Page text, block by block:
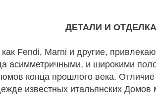
ДЕТАЛИ И ОТДЕЛКА
Fendi, Marni и другие,
асимметричными, и широкими
конца прошлого века.
известных итальянских Домов